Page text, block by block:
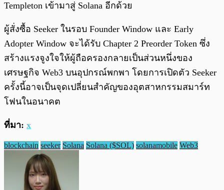
Templeton เข้ามาสู่ Solana อีกด้วย
ผู้สั่งซื้อ Seeker ในรอบ Founder Window และ Early
Adopter Window จะได้รับ Chapter 2 Preorder Token ซึ่ง
สร้างแรงจูงใจให้ผู้ถือครองกลายเป็นส่วนหนึ่งของ
เศรษฐกิจ Web3 บนอุปกรณ์พกพา โดยการเปิดตัว Seeker
ครั้งนี้อาจเป็นจุดเปลี่ยนสำคัญของอุตสาหกรรมสมาร์ท
โฟนในอนาคต
ที่มา: x
blockchain seeker Solana Solana ($SOL) solanamobile Web3